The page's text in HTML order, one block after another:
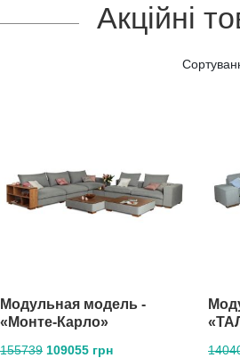
Акційні
Mодульная модель -
«Монте-Карло»
155739 109055 грн